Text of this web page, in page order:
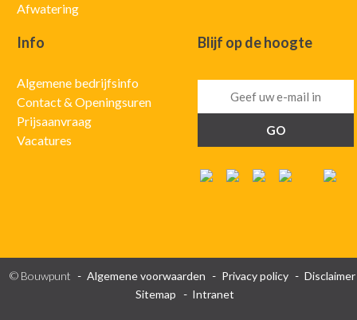
Afwatering
Info
Algemene bedrijfsinfo
Contact & Openingsuren
Prijsaanvraag
Vacatures
Blijf op de hoogte
© Bouwpunt Algemene voorwaarden Privacy policy
Disclaimer
Sitemap
Intranet